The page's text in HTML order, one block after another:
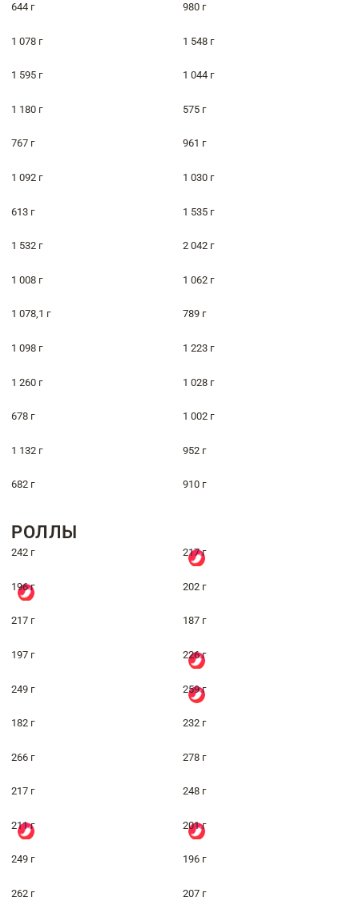
644 г 980 г
1 078 г 1 548 г
1 595 г 1 044 г
1 180 г 575 г
767 г 961 г
1 092 г 1 030 г
613 г 1 535 г
1 532 г 2 042 г
1 008 г 1 062 г
1 078,1 г 789 г
1 098 г 1 223 г
1 260 г 1 028 г
678 г 1 002 г
1 132 г 952 г
682 г 910 г
РОЛЛЫ
242 г 217 г
196 г 202 г
217 г 187 г
197 г 226 г
249 г 259 г
182 г 232 г
266 г 278 г
217 г 248 г
211 г 201 г
249 г 196 г
262 г 207 г